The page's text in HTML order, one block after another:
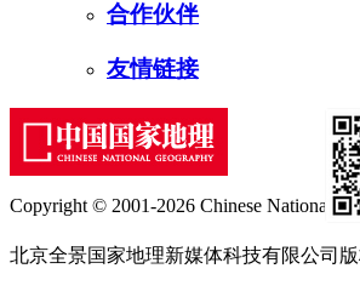
合作伙伴
友情链接
Copyright © 2001-2026 Chinese National
北京全景国家地理新媒体科技有限公司